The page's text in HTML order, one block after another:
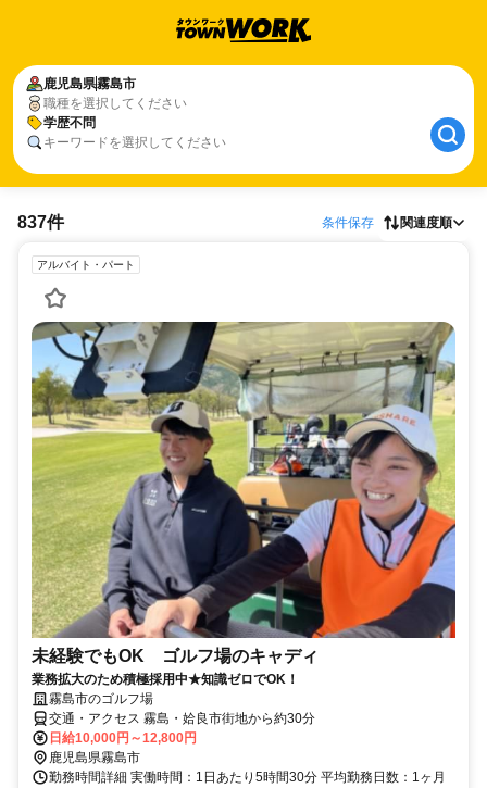
鹿児島県霧島市
職種を選択してください
学歴不問
キーワードを選択してください
837件 条件保存 関連度順
アルバイト・パート
未経験でもOK ゴルフ場のキャディ
業務拡大のため積極採用中★知識ゼロでOK！
霧島市のゴルフ場
交通・アクセス 霧島・姶良市街地から約30分
日給10,000円～12,800円
鹿児島県霧島市
勤務時間詳細 実働時間：1日あたり5時間30分 平均勤務日数：1ヶ月